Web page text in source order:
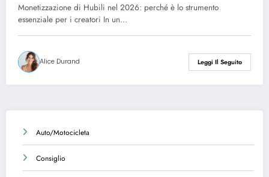
i creatori
Monetizzazione di Hubili nel 2026: perché è lo strumento
essenziale per i creatori In un…
Alice Durand Leggi Il Seguito
Auto/Motocicleta
Consiglio